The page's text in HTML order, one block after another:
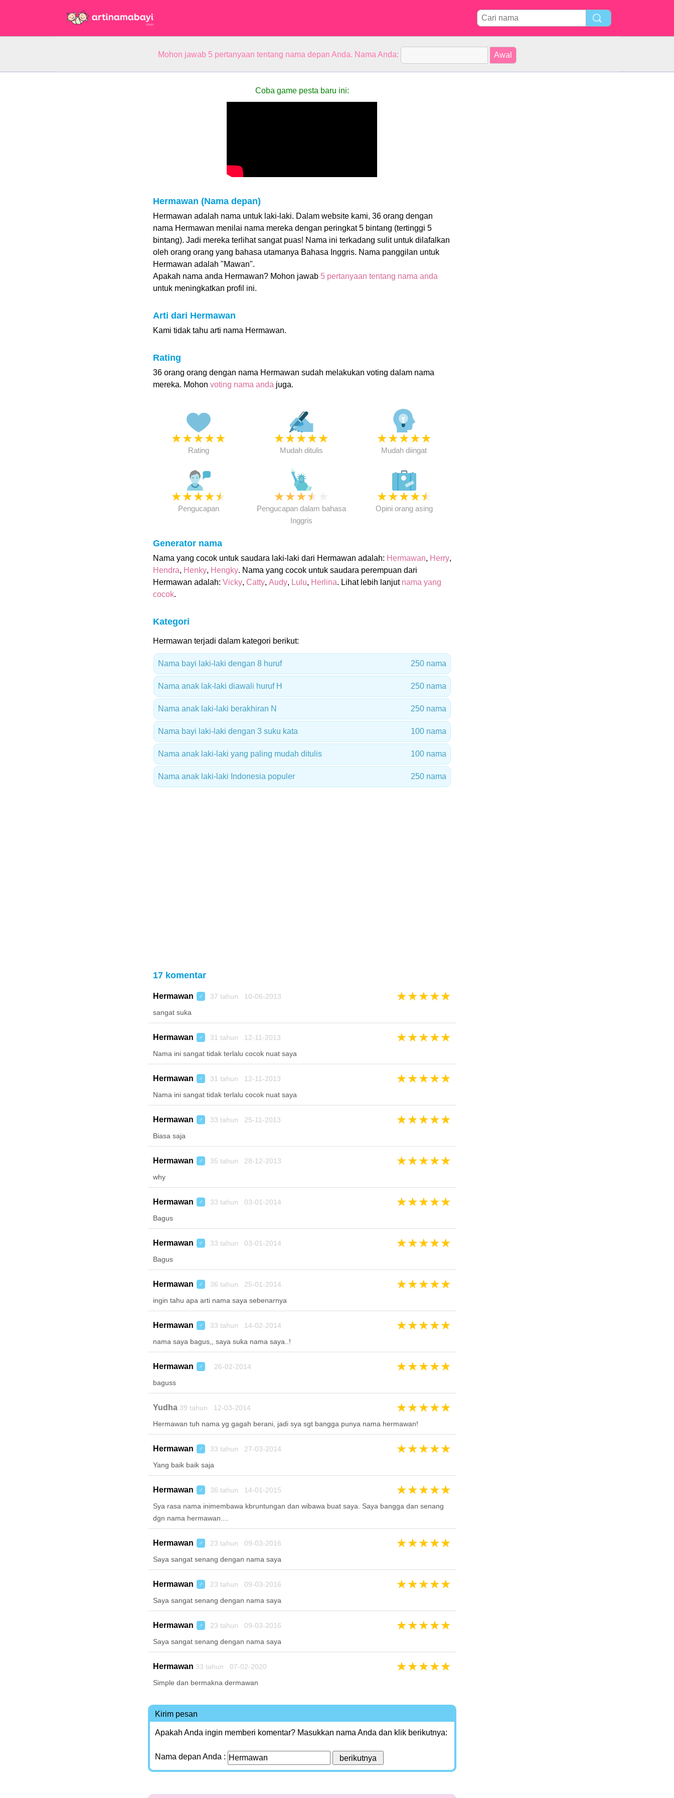
Mohon jawab 5 pertanyaan tentang nama depan Anda. Nama Anda:
Coba game pesta baru ini:
Hermawan (Nama depan)
Hermawan adalah nama untuk laki-laki. Dalam website kami, 36 orang dengan
nama Hermawan menilai nama mereka dengan peringkat 5 bintang (tertinggi 5
bintang). Jadi mereka terlihat sangat puas! Nama ini terkadang sulit untuk dilafalkan
oleh orang orang yang bahasa utamanya Bahasa Inggris. Nama panggilan untuk
Hermawan adalah "Mawan".
Apakah nama anda Hermawan? Mohon jawab 5 pertanyaan tentang nama anda
untuk meningkatkan profil ini.
Arti dari Hermawan
Kami tidak tahu arti nama Hermawan.
Rating
36 orang orang dengan nama Hermawan sudah melakukan voting dalam nama
mereka. Mohon voting nama anda juga.
★★★★★
Rating
★★★★★
Mudah ditulis
★★★★★
Mudah diingat
★★★★★
Pengucapan
★★★★
Pengucapan dalam bahasa
Inggris
★★★★★
Opini orang asing
Generator nama
Nama yang cocok untuk saudara laki-laki dari Hermawan adalah: Hermawan, Herry,
Hendra, Henky, Hengky. Nama yang cocok untuk saudara perempuan dari
Hermawan adalah: Vicky, Catty, Audy, Lulu, Herlina. Lihat lebih lanjut nama yang
cocok.
Kategori
Hermawan terjadi dalam kategori berikut:
Nama bayi laki-laki dengan 8 huruf 250 nama
Nama anak lak-laki diawali huruf H 250 nama
Nama anak laki-laki berakhiran N 250 nama
Nama bayi laki-laki dengan 3 suku kata 100 nama
Nama anak laki-laki yang paling mudah ditulis 100 nama
Nama anak laki-laki Indonesia populer 250 nama
17 komentar
Hermawan ♂ 37 tahun 10-06-2013 ★★★★★
sangat suka
Hermawan ♂ 31 tahun 12-11-2013 ★★★★★
Nama ini sangat tidak terlalu cocok nuat saya
Hermawan ♂ 31 tahun 12-11-2013 ★★★★★
Nama ini sangat tidak terlalu cocok nuat saya
Hermawan ♂ 33 tahun 25-11-2013 ★★★★★
Biasa saja
Hermawan ♂ 35 tahun 28-12-2013 ★★★★★
why
Hermawan ♂ 33 tahun 03-01-2014 ★★★★★
Bagus
Hermawan ♂ 33 tahun 03-01-2014 ★★★★★
Bagus
Hermawan ♂ 36 tahun 25-01-2014 ★★★★★
ingin tahu apa arti nama saya sebenarnya
Hermawan ♂ 33 tahun 14-02-2014 ★★★★★
nama saya bagus,, saya suka nama saya..!
Hermawan ♂ 26-02-2014 ★★★★★
baguss
Yudha39 tahun 12-03-2014 ★★★★★
Hermawan tuh nama yg gagah berani, jadi sya sgt bangga punya nama hermawan!
Hermawan ♂ 33 tahun 27-03-2014 ★★★★★
Yang baik baik saja
Hermawan ♂ 36 tahun 14-01-2015 ★★★★★
Sya rasa nama inimembawa kbruntungan dan wibawa buat saya. Saya bangga dan senang
dgn nama hermawan....
Hermawan ♂ 23 tahun 09-03-2016 ★★★★★
Saya sangat senang dengan nama saya
Hermawan ♂ 23 tahun 09-03-2016 ★★★★★
Saya sangat senang dengan nama saya
Hermawan ♂ 23 tahun 09-03-2016 ★★★★★
Saya sangat senang dengan nama saya
Hermawan 33 tahun 07-02-2020 ★★★★★
Simple dan bermakna dermawan
Kirim pesan
Apakah Anda ingin memberi komentar? Masukkan nama Anda dan klik berikutnya:
Nama depan Anda :